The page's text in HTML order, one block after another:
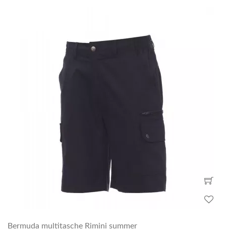
Bermuda multitasche Rimini summer